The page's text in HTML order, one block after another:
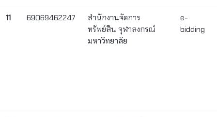
11 69069462247
สำนักงานจัดการ
ทรัพย์สิน จุฬาลงกรณ์
มหาวิทยาลัย
e-
bidding